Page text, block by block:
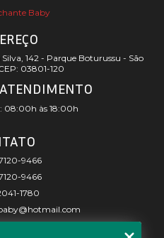
142 - Parque Boturussu - São
03801-120
08:00h às 18:00h
9466
9466
1780
SOCIAIS